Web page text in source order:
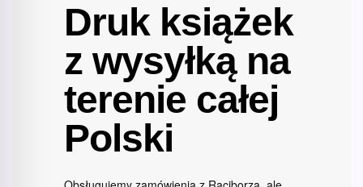
Druk książek
z wysyłką na
terenie całej
Polski